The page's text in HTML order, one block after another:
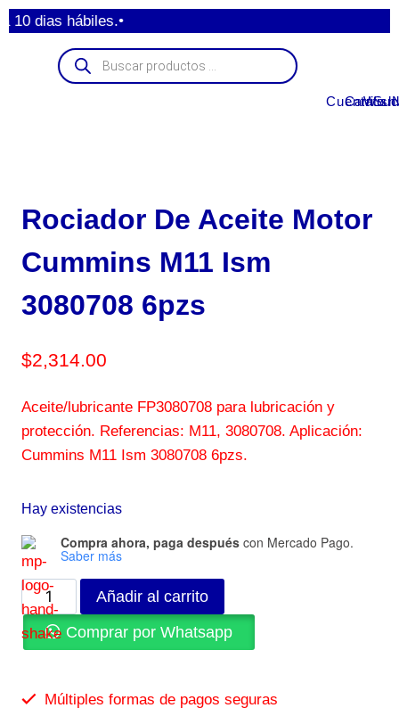
dias hábiles.•
Cuenta
Carrito
Rociador De Aceite Motor
Cummins M11 Ism
3080708 6pzs
$2,314.00
Aceite/lubricante FP3080708 para lubricación y
protección. Referencias: M11, 3080708. Aplicación:
Cummins M11 Ism 3080708 6pzs.
Hay existencias
Compra ahora, paga después con Mercado Pago.
Saber más
Añadir al carrito
Comprar por Whatsapp
Múltiples formas de pagos seguras